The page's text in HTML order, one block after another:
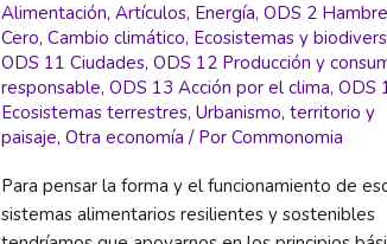
Alimentación, Artículos, Energía, ODS 2 Hambre
Cero, Cambio climático, Ecosistemas y
ODS 11 Ciudades, ODS 12 Producción y
responsable, ODS 13 Acción por el clima, ODS
Ecosistemas terrestres, Urbanismo, territorio y
paisaje, Otra economía / Por Commonomia
Para pensar la forma y el funcionamiento de
sistemas alimentarios resilientes y sostenibles